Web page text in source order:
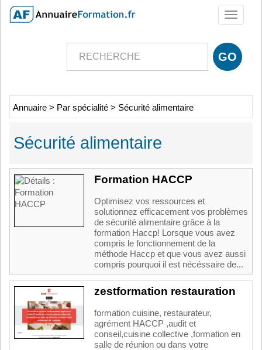
Toggle
Annuaire > Par spécialité > Sécurité alimentaire
Sécurité alimentaire
Formation HACCP
Optimisez vos ressources et
solutionnez efficacement vos problèmes
de sécurité alimentaire grâce à la
formation Haccp! Lorsque vous avez
compris le fonctionnement de la
méthode Haccp et que vous avez aussi
compris pourquoi il est nécéssaire de...
zestformation restauration
formation cuisine, restaurateur,
agrément HACCP ,audit et
conseil,cuisine collective ,formation en
salle de réunion ou dans votre